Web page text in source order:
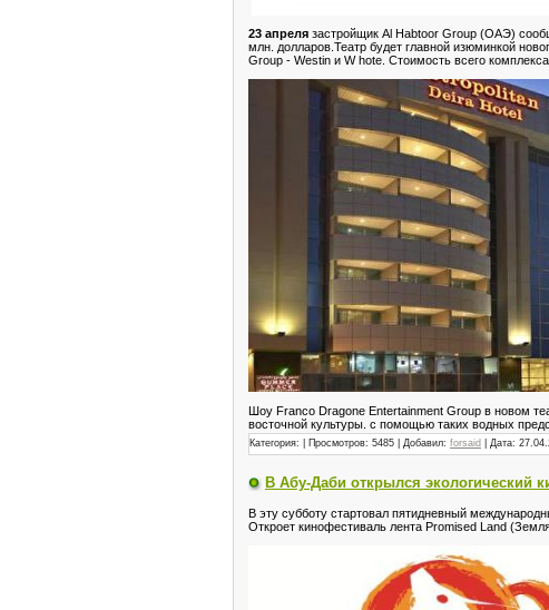
23 апреля застройщик Al Habtoor Group (ОАЭ)
млн. долларов.Театр будет главной изюминкой
Group - Westin и W hote. Стоимость всего
Шоу Franco Dragone Entertainment Group в новом
восточной культуры. с помощью таких водных
Категория: | Просмотров: 5485 | Добавил: forsaid | Дата:
В Абу-Даби открылся экологический
В эту субботу стартовал пятидневный
Откроет кинофестиваль лента Promised Land